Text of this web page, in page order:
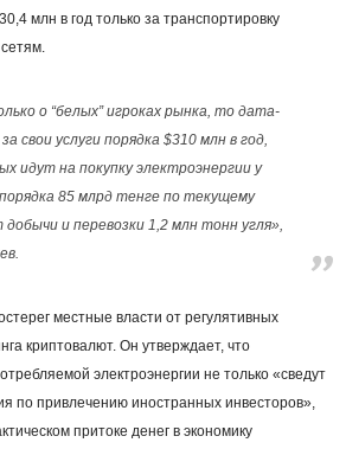
млн в год только за транспортировку
о “белых” игроках рынка, то дата-
свои услуги порядка $310 млн в год,
идут на покупку электроэнергии у
85 млрд тенге по текущему
добычи и перевозки 1,2 млн тонн угля»,
местные власти от регулятивных
криптовалют. Он утверждает, что
электроэнергии не только «сведут
по привлечению иностранных инвесторов»,
притоке денег в экономику